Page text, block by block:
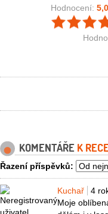
Hodnocení: 5,0
KOMENTÁŘE K
Řazení příspěvků:
Kuchař 4
Moje